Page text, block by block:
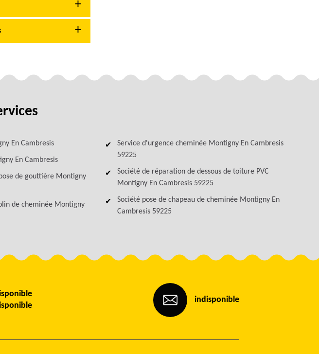
En Cambresis
En Cambresis
de gouttière Montigny
de cheminée Montigny
Service d'urgence cheminée Montigny En Cambresis
59225
Société de réparation de dessous de toiture PVC
Montigny En Cambresis 59225
Société pose de chapeau de cheminée Montigny En
Cambresis 59225
indisponible